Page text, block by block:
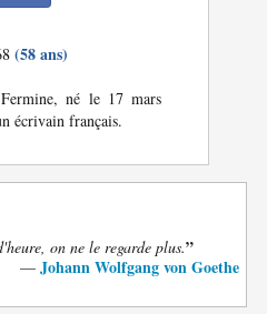
(58 ans)
né le 17 mars
écrivain français.
on ne le regarde plus.”
— Johann Wolfgang von Goethe